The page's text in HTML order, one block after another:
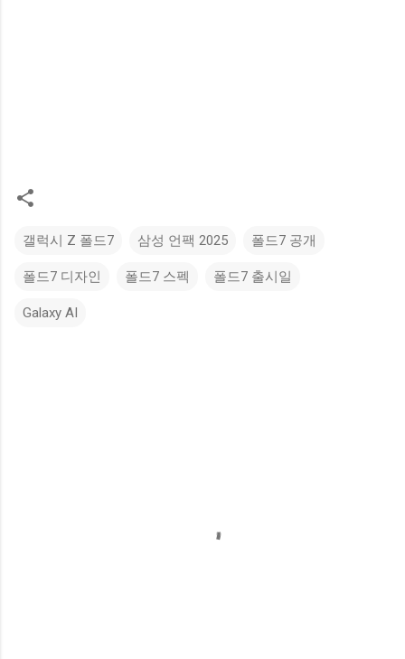
갤럭시 Z 폴드7 삼성 언팩 2025 폴드7 공개
폴드7 디자인 폴드7 스펙 폴드7 출시일
Galaxy AI